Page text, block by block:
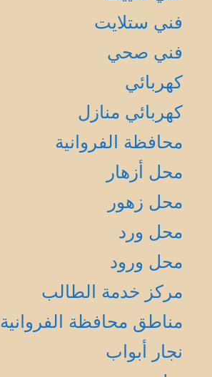
فني ستلايت
فني صحي
كهربائي
كهربائي منازل
محافظة الفروانية
محل أزهار
محل زهور
محل ورد
محل ورود
مركز خدمة الطالب
مناطق محافظة الفروانية
نجار أبواب